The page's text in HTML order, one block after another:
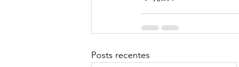
Posts recentes